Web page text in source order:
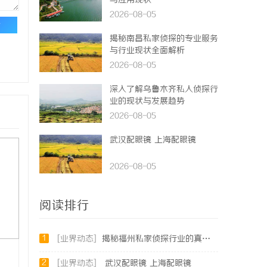
2026-08-05
揭秘南昌私家侦探的专业服务
与行业现状全面解析
2026-08-05
深入了解乌鲁木齐私人侦探行
业的现状与发展趋势
2026-08-05
武汉配眼镜 上海配眼镜
2026-08-05
阅读排行
1 [业界动态] 揭秘福州私家侦探行业的真实面貌与专业服务
2 [业界动态] 武汉配眼镜 上海配眼镜